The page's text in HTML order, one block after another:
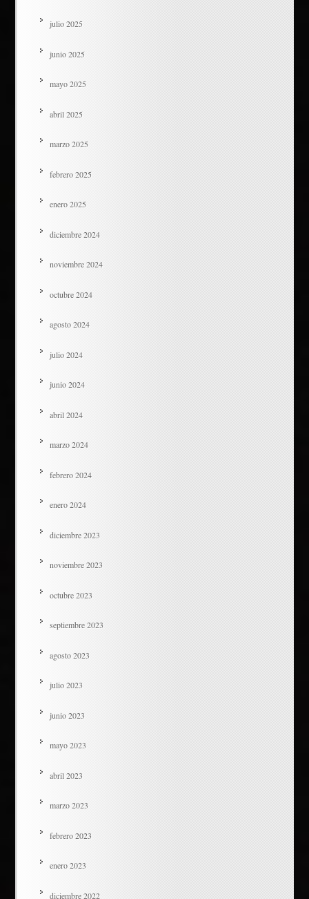
julio 2025
junio 2025
mayo 2025
abril 2025
marzo 2025
febrero 2025
enero 2025
diciembre 2024
noviembre 2024
octubre 2024
agosto 2024
julio 2024
junio 2024
abril 2024
marzo 2024
febrero 2024
enero 2024
diciembre 2023
noviembre 2023
octubre 2023
septiembre 2023
agosto 2023
julio 2023
junio 2023
mayo 2023
abril 2023
marzo 2023
febrero 2023
enero 2023
diciembre 2022